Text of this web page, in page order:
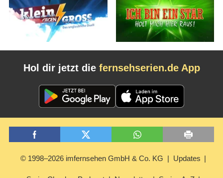
Hol dir jetzt die fernsehserien.de App
© 1998–2026 imfernsehen GmbH & Co. KG Updates